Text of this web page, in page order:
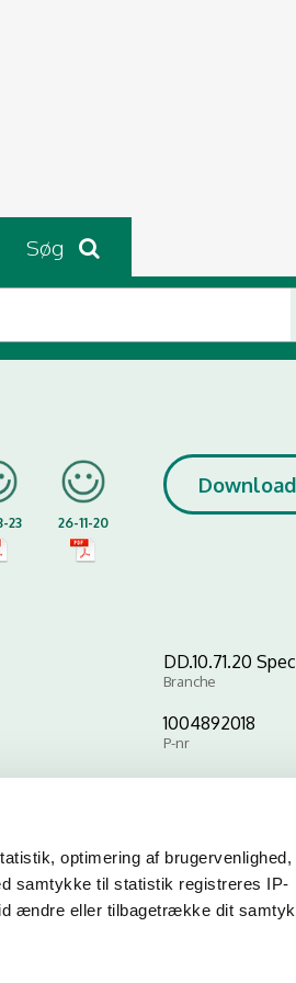
optimering af brugervenlighed,
samtykke til statistik registreres IP-
ændre eller tilbagetrække dit
Søg
23 26-11-20
DD.10.71.20
Branche
1004892018
P-nr
hjemmeside